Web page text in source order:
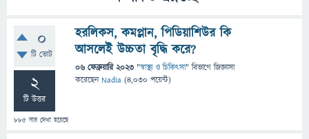
0
টি ভোট
2
টি উত্তর
885 বার দেখা হয়েছে
হরলিকস, কমপ্লান, পিডিয়াশিউর কি
আসলেই উচ্চতা বৃদ্ধি করে?
06 ফেব্রুয়ারি 2023 "স্বাস্থ্য ও চিকিৎসা" বিভাগে জিজ্ঞাসা
করেছেনNadia (4,030 পয়েন্ট)